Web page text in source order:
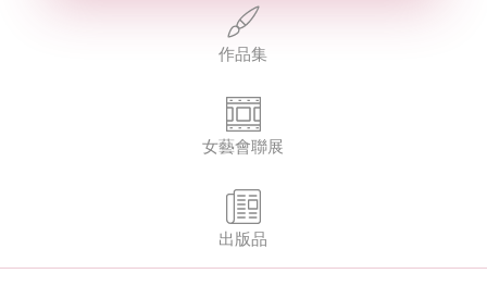
作品集
女藝會聯展
出版品